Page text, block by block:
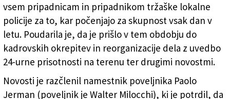
vsem pripadnicam in pripadnikom tržaške lokalne
policije za to, kar počenjajo za skupnost vsak dan v
letu. Poudarila je, da je prišlo v tem obdobju do
kadrovskih okrepitev in reorganizacije dela z uvedbo
24-urne prisotnosti na terenu ter drugimi novostmi.
Novosti je razčlenil namestnik poveljnika Paolo
Jerman (poveljnik je Walter Milocchi), ki je potrdil, da